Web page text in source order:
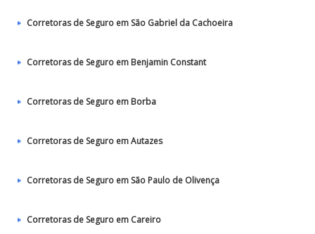
Corretoras de Seguro em São Gabriel da Cachoeira
Corretoras de Seguro em Benjamin Constant
Corretoras de Seguro em Borba
Corretoras de Seguro em Autazes
Corretoras de Seguro em São Paulo de Olivença
Corretoras de Seguro em Careiro